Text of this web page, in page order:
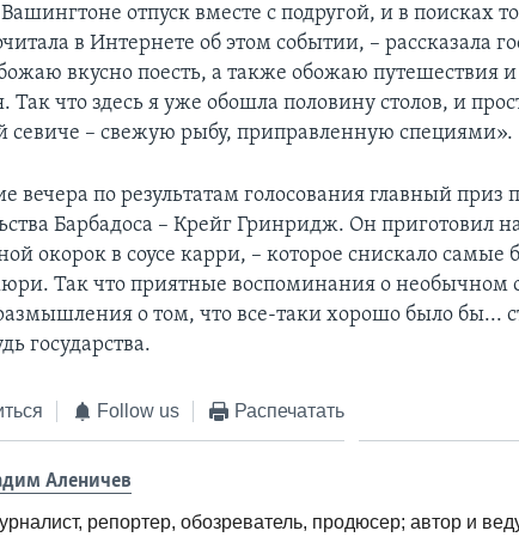
отпуск вместе с подругой, и в поисках
в Интернете об этом событии, – рассказала
вкусно поесть, а также обожаю путешествия
Так что здесь я уже обошла половину столов, и
севиче – свежую рыбу, приправленную специями».
вечера по результатам голосования главный приз
Барбадоса – Крейг Гринридж. Он приготовил
окорок в соусе карри, – которое снискало самые
Так что приятные воспоминания о необычном
о том, что все-таки хорошо было бы...
государства.
Follow us Распечатать
Аленичев
репортер, обозреватель, продюсер; автор и